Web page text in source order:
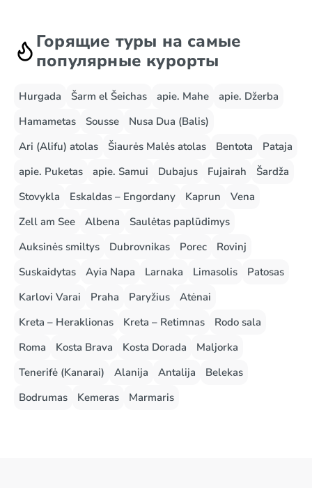
Горящие туры на самые
популярные курорты
Hurgada Šarm el Šeichas apie. Mahe
apie. Džerba
Hamametas
Sousse
Nusa Dua (Balis)
Ari (Alifu) atolas
Šiaurės Malės atolas Bentota
Pataja
apie. Puketas
apie. Samui Dubajus Fujairah
Šardža
Stovykla
Eskaldas – Engordany Kaprun
Vena
Zell am See
Albena
Saulėtas paplūdimys
Auksinės smiltys
Dubrovnikas Porec
Rovinj
Suskaidytas
Ayia Napa Larnaka Limasolis
Patosas
Karlovi Varai
Praha Paryžius
Atėnai
Kreta – Heraklionas
Kreta – Retimnas
Rodo sala
Roma
Kosta Brava Kosta Dorada
Maljorka
Tenerifė (Kanarai)
Alanija Antalija
Belekas
Bodrumas
Kemeras Marmaris